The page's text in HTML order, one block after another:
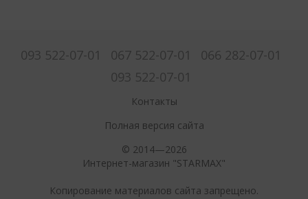
093 522-07-01 067 522-07-01
066 282-07-01
093 522-07-01
Контакты
Полная версия сайта
© 2014—2026
Интернет-магазин "STARMAX"
Копирование материалов сайта запрещено.